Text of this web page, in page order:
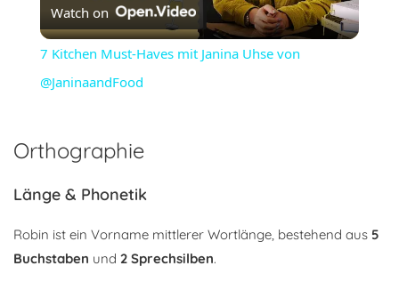
Video
Watch on
7 Kitchen Must-Haves mit Janina Uhse von
@JaninaandFood
Orthographie
Länge & Phonetik
Robin ist ein Vorname mittlerer Wortlänge, bestehend aus 5
Buchstaben und 2 Sprechsilben.